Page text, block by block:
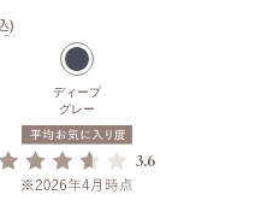
ディープ
グレー